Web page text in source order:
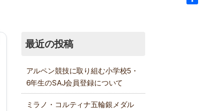
最近の投稿
アルペン競技に取り組む小学校5・
6年生のSAJ会員登録について
ミラノ・コルティナ五輪銀メダル
Link